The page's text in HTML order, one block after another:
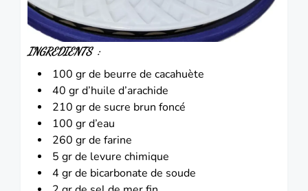
INGREDIENTS :
100 gr de beurre de cacahuète
40 gr d’huile d’arachide
210 gr de sucre brun foncé
100 gr d’eau
260 gr de farine
5 gr de levure chimique
4 gr de bicarbonate de soude